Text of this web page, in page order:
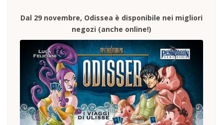
Dal 29 novembre, Odissea è disponibile nei migliori
negozi (anche online!)